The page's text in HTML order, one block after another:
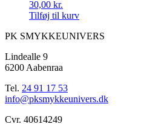
30,00 kr.
Tilføj til kurv
PK SMYKKEUNIVERS
Lindealle 9
6200 Aabenraa
Tel. 24 91 17 53
info@pksmykkeunivers.dk
Cvr. 40614249